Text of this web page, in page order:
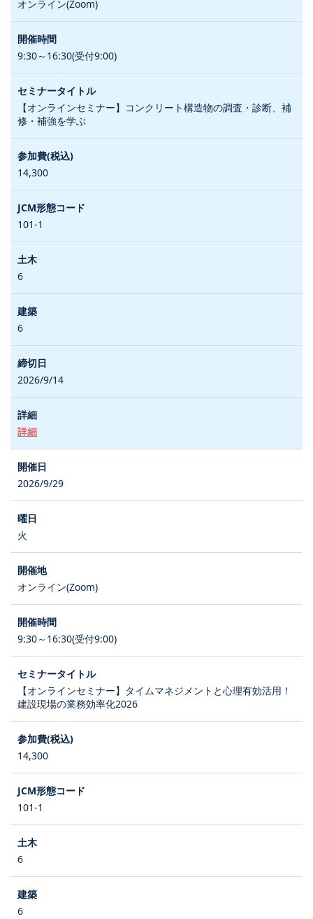
オンライン(Zoom)
9:30～16:30(受付9:00)
【オンラインセミナー】コンクリート構造物の調査・診断、補
修・補強を学ぶ
14,300
101-1
6
6
2026/9/14
詳細
2026/9/29
火
オンライン(Zoom)
9:30～16:30(受付9:00)
【オンラインセミナー】タイムマネジメントと心理有効活用！
建設現場の業務効率化2026
14,300
101-1
6
6